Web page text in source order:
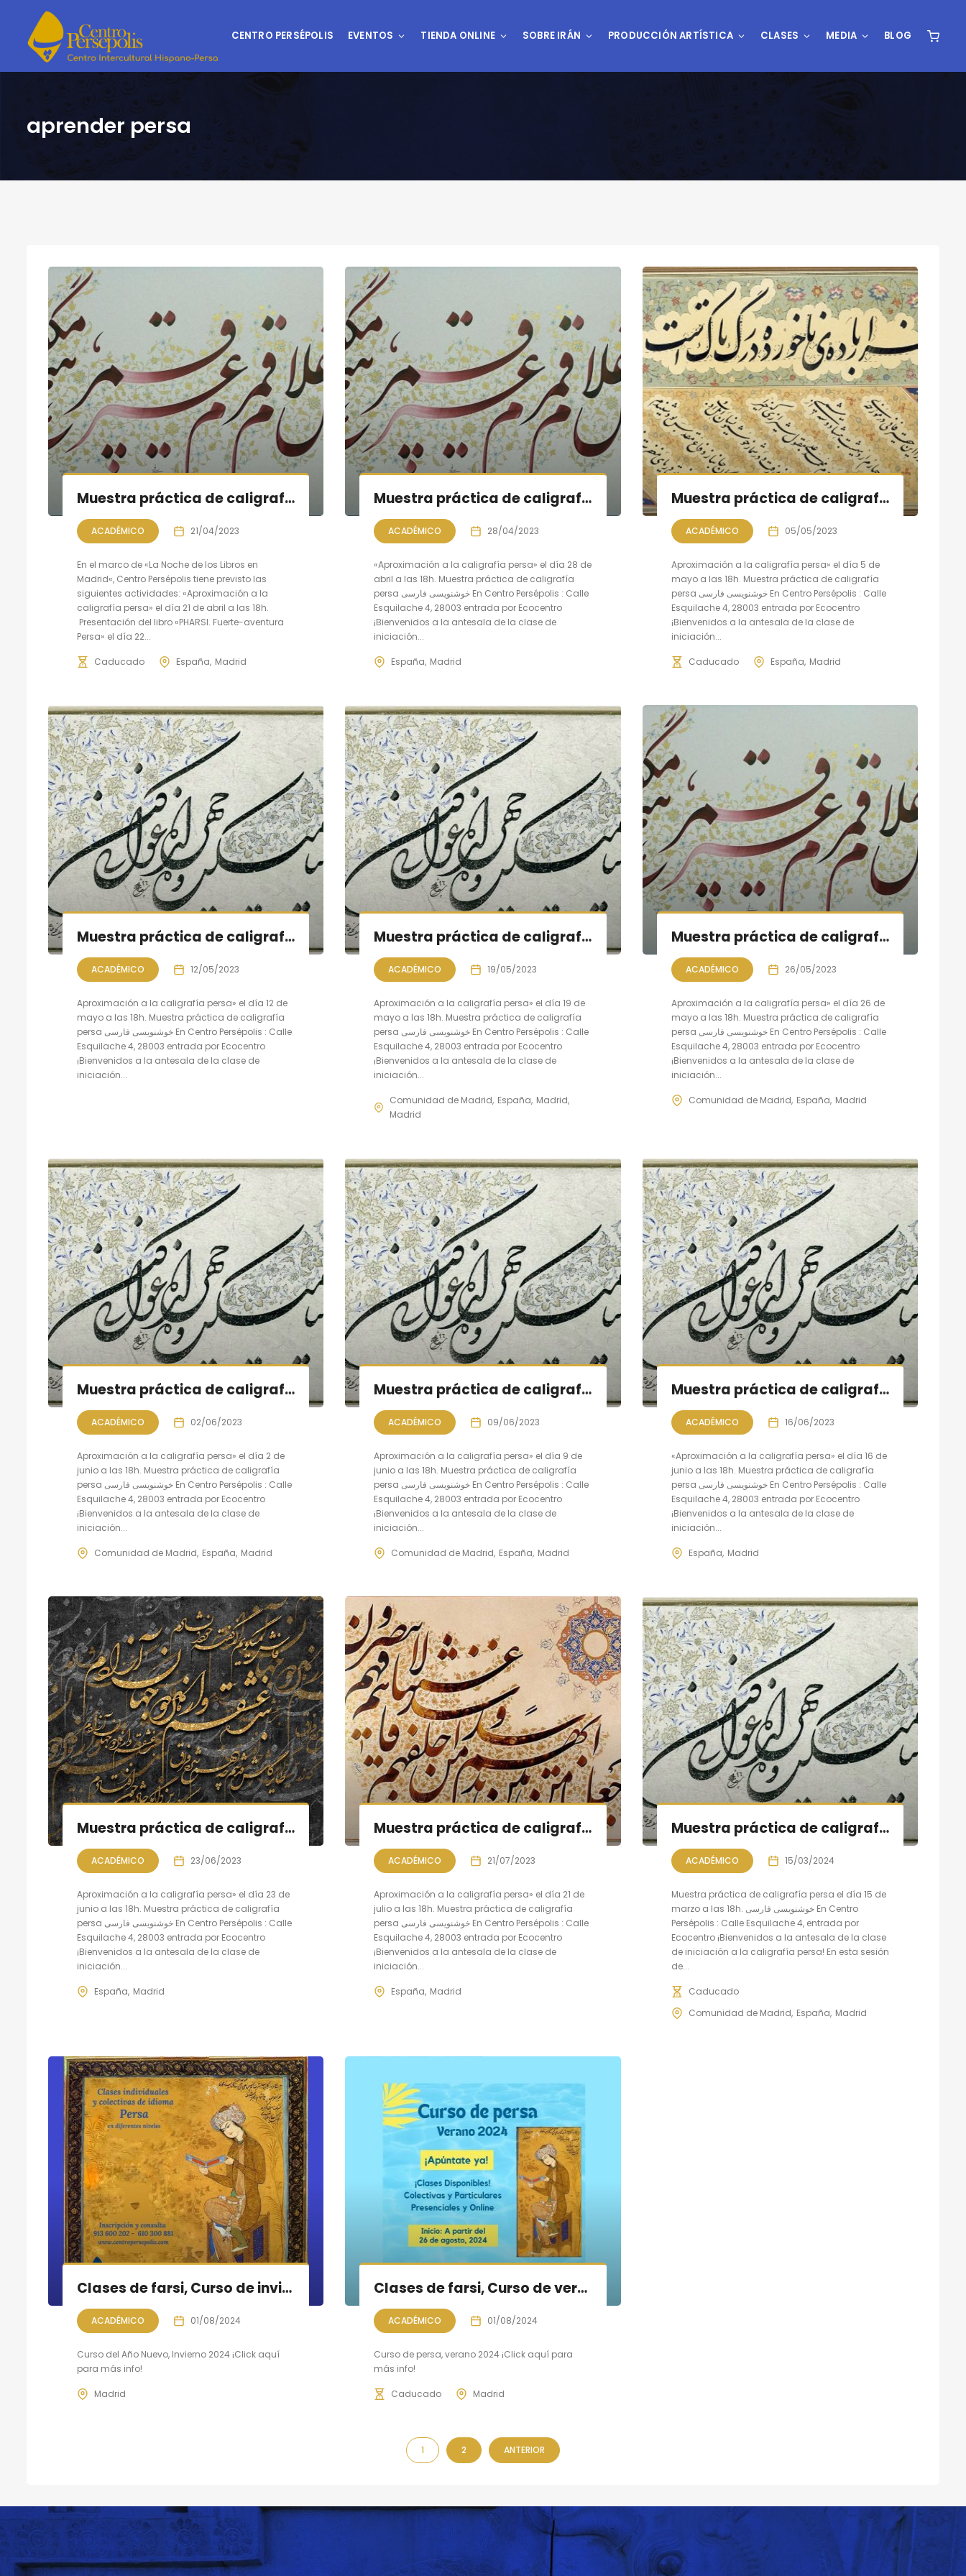
CENTRO PERSÉPOLIS EVENTOS TIENDA ONLINE SOBRE IRÁN PRODUCCIÓN ARTÍSTICA CLASES MEDIA BLOG
aprender persa
Muestra práctica de caligrafía persa; la Noche de libros en Madrid
ACADÉMICO 21/04/2023
En el marco de «La Noche de los Libros en
Madrid«, Centro Persépolis tiene previsto las
siguientes actividades: «Aproximación a la
caligrafía persa» el día 21 de abril a las 18h.
Presentación del libro «PHARSI. Fuerte-aventura
Persa» el día 22...
Caducado España Madrid
Muestra práctica de caligrafía persa
ACADÉMICO 28/04/2023
«Aproximación a la caligrafía persa» el día 28 de
abril a las 18h. Muestra práctica de caligrafía
persa خوشنویسی فارسی En Centro Persépolis : Calle
Esquilache 4, 28003 entrada por Ecocentro
¡Bienvenidos a la antesala de la clase de
iniciación...
España Madrid
Muestra práctica de caligrafía persa, sesión III
ACADÉMICO 05/05/2023
Aproximación a la caligrafía persa» el día 5 de
mayo a las 18h. Muestra práctica de caligrafía
persa خوشنویسی فارسی En Centro Persépolis : Calle
Esquilache 4, 28003 entrada por Ecocentro
¡Bienvenidos a la antesala de la clase de
iniciación...
Caducado España Madrid
Muestra práctica de caligrafía persa, sesión IV
ACADÉMICO 12/05/2023
Aproximación a la caligrafía persa» el día 12 de
mayo a las 18h. Muestra práctica de caligrafía
persa خوشنویسی فارسی En Centro Persépolis : Calle
Esquilache 4, 28003 entrada por Ecocentro
¡Bienvenidos a la antesala de la clase de
iniciación...
Muestra práctica de caligrafía persa, sesión V
ACADÉMICO 19/05/2023
Aproximación a la caligrafía persa» el día 19 de
mayo a las 18h. Muestra práctica de caligrafía
persa خوشنویسی فارسی En Centro Persépolis : Calle
Esquilache 4, 28003 entrada por Ecocentro
¡Bienvenidos a la antesala de la clase de
iniciación...
Comunidad de Madrid España Madrid
Madrid
Muestra práctica de caligrafía persa, sesión VI
ACADÉMICO 26/05/2023
Aproximación a la caligrafía persa» el día 26 de
mayo a las 18h. Muestra práctica de caligrafía
persa خوشنویسی فارسی En Centro Persépolis : Calle
Esquilache 4, 28003 entrada por Ecocentro
¡Bienvenidos a la antesala de la clase de
iniciación...
Comunidad de Madrid España Madrid
Muestra práctica de caligrafía persa, sesión VII
ACADÉMICO 02/06/2023
Aproximación a la caligrafía persa» el día 2 de
junio a las 18h. Muestra práctica de caligrafía
persa خوشنویسی فارسی En Centro Persépolis : Calle
Esquilache 4, 28003 entrada por Ecocentro
¡Bienvenidos a la antesala de la clase de
iniciación...
Comunidad de Madrid España Madrid
Muestra práctica de caligrafía persa, sesión VIII
ACADÉMICO 09/06/2023
Aproximación a la caligrafía persa» el día 9 de
junio a las 18h. Muestra práctica de caligrafía
persa خوشنویسی فارسی En Centro Persépolis : Calle
Esquilache 4, 28003 entrada por Ecocentro
¡Bienvenidos a la antesala de la clase de
iniciación...
Comunidad de Madrid España Madrid
Muestra práctica de caligrafía persa, sesión IX
ACADÉMICO 16/06/2023
«Aproximación a la caligrafía persa» el día 16 de
junio a las 18h. Muestra práctica de caligrafía
persa خوشنویسی فارسی En Centro Persépolis : Calle
Esquilache 4, 28003 entrada por Ecocentro
¡Bienvenidos a la antesala de la clase de
iniciación...
España Madrid
Muestra práctica de caligrafía persa, sesión X
ACADÉMICO 23/06/2023
Aproximación a la caligrafía persa» el día 23 de
junio a las 18h. Muestra práctica de caligrafía
persa خوشنویسی فارسی En Centro Persépolis : Calle
Esquilache 4, 28003 entrada por Ecocentro
¡Bienvenidos a la antesala de la clase de
iniciación...
España Madrid
Muestra práctica de caligrafía persa
ACADÉMICO 21/07/2023
Aproximación a la caligrafía persa» el día 21 de
julio a las 18h. Muestra práctica de caligrafía
persa خوشنویسی فارسی En Centro Persépolis : Calle
Esquilache 4, 28003 entrada por Ecocentro
¡Bienvenidos a la antesala de la clase de
iniciación...
España Madrid
Muestra práctica de caligrafía persa
ACADÉMICO 15/03/2024
Muestra práctica de caligrafía persa el día 15 de
marzo a las 18h. خوشنویسی فارسی En Centro
Persépolis : Calle Esquilache 4, entrada por
Ecocentro ¡Bienvenidos a la antesala de la clase
de iniciación a la caligrafía persa! En esta sesión
de...
Caducado
Comunidad de Madrid España Madrid
Clases de farsi, Curso de invierno 2024
ACADÉMICO 01/08/2024
Curso del Año Nuevo, Invierno 2024 ¡Click aquí
para más info!
Madrid
Clases de farsi, Curso de verano 2024
ACADÉMICO 01/08/2024
Curso de persa, verano 2024 ¡Click aquí para
más info!
Caducado Madrid
1 2 ANTERIOR